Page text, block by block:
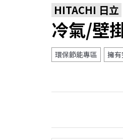
HITACHI 日立
冷氣/壁
環保節能專區 擁